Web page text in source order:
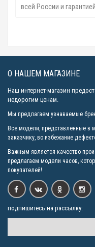
всей России и гарантией.
О НАШЕМ МАГАЗИНЕ
Наш интернет-магазин
недорогим ценам.
Мы предлагаем узнаваемые
Все модели, представленные в
заказчику, во избежание
Важным является качество
предлагаем модели часов,
покупателей!
подпишитесь на рассылку: